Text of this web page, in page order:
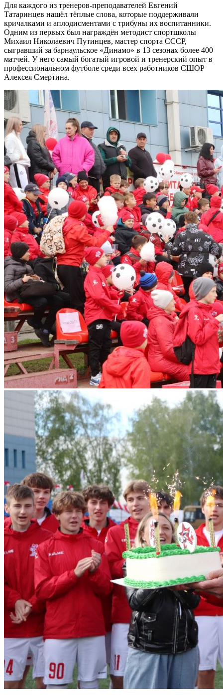
Для каждого из тренеров-преподавателей Евгений
Татаринцев нашёл тёплые слова, которые поддерживали
кричалками и аплодисментами с трибуны их воспитанники.
Одним из первых был награждён методист спортшколы
Михаил Николаевич Путинцев, мастер спорта СССР,
сыгравший за барнаульское «Динамо» в 13 сезонах более 400
матчей. У него самый богатый игровой и тренерский опыт в
профессиональном футболе среди всех работников СШОР
Алексея Смертина.